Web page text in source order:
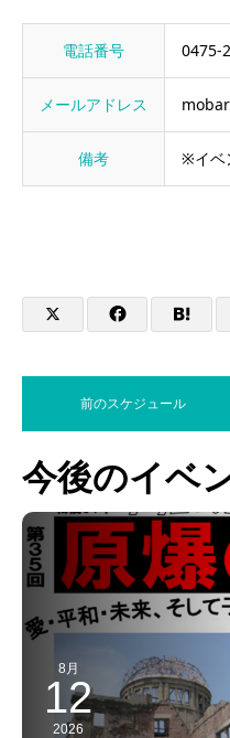
電話番号 0475-
メールアドレス
備考 ※イベ
前のスケジュール
今後のイベ
8月
12
2026